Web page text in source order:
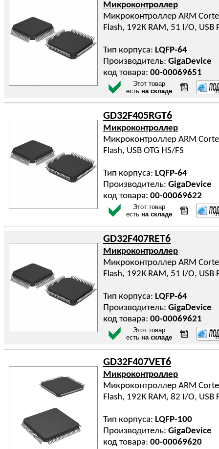
Микроконтроллер
Микроконтроллер ARM
Flash, 192К RAM, 51 I/O, USB
Тип корпуса: LQFP-64
Производитель: GigaDevice
код товара: 00-00069651
Этот товар
есть на складе
GD32F405RGT6
Микроконтроллер
Микроконтроллер ARM
Flash, USB OTG HS/FS
Тип корпуса: LQFP-64
Производитель: GigaDevice
код товара: 00-00069622
Этот товар
есть на складе
GD32F407RET6
Микроконтроллер
Микроконтроллер ARM
Flash, 192К RAM, 51 I/O, USB
Тип корпуса: LQFP-64
Производитель: GigaDevice
код товара: 00-00069621
Этот товар
есть на складе
GD32F407VET6
Микроконтроллер
Микроконтроллер ARM
Flash, 192К RAM, 82 I/O, USB
Тип корпуса: LQFP-100
Производитель: GigaDevice
код товара: 00-00069620